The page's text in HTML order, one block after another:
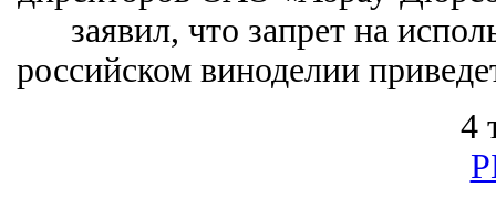
заявил, что запрет на
российском виноделии
4